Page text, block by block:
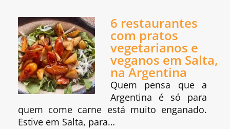
6 restaurantes
com pratos
vegetarianos e
veganos em Salta,
na Argentina
Quem pensa que a
Argentina é só para
quem come carne está muito enganado.
Estive em Salta, para…